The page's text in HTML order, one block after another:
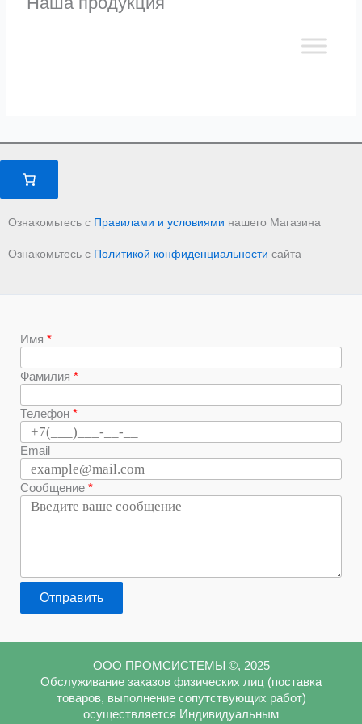
Ознакомьтесь с Правилами и условиями нашего Магазина
Ознакомьтесь с Политикой конфиденциальности сайта
Имя
Фамилия
Телефон
Email
Сообщение
Отправить
ООО ПРОМСИСТЕМЫ ©, 2025
Обслуживание заказов физических лиц (поставка
товаров, выполнение сопутствующих работ)
осуществляется Индивидуальным